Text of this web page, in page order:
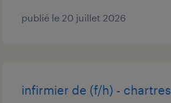
publié le 20 juillet 2026
infirmier de (f/h) - chartres